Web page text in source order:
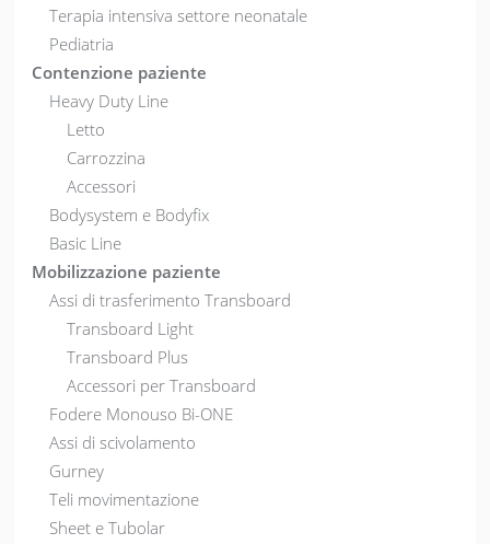
Terapia intensiva settore neonatale
Pediatria
Contenzione paziente
Heavy Duty Line
Letto
Carrozzina
Accessori
Bodysystem e Bodyfix
Basic Line
Mobilizzazione paziente
Assi di trasferimento Transboard
Transboard Light
Transboard Plus
Accessori per Transboard
Fodere Monouso Bi-ONE
Assi di scivolamento
Gurney
Teli movimentazione
Sheet e Tubolar